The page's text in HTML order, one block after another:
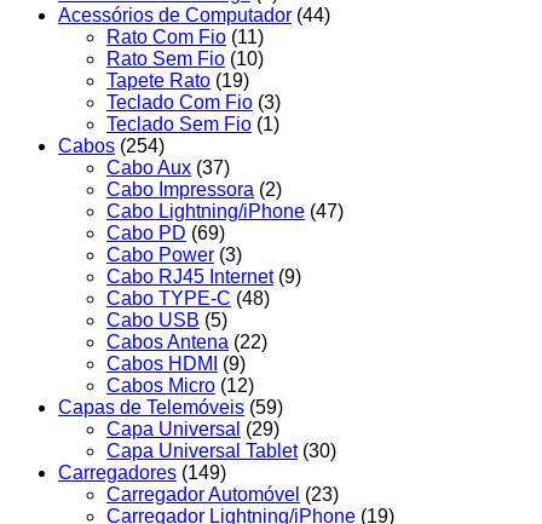
Acessórios de Computador (44)
Rato Com Fio (11)
Rato Sem Fio (10)
Tapete Rato (19)
Teclado Com Fio (3)
Teclado Sem Fio (1)
Cabos (254)
Cabo Aux (37)
Cabo Impressora (2)
Cabo Lightning/iPhone (47)
Cabo PD (69)
Cabo Power (3)
Cabo RJ45 Internet (9)
Cabo TYPE-C (48)
Cabo USB (5)
Cabos Antena (22)
Cabos HDMI
(9)
Cabos Micro (12)
Capas de Telemóveis (59)
Capa Universal (29)
Capa Universal Tablet (30)
Carregadores (149)
Carregador Automóvel (23)
Carregador Lightning/iPhone (19)